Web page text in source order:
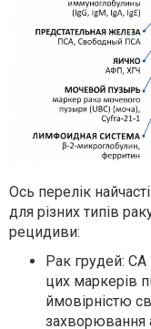
Ось перелік
для різних типів
рецидиви:
Рак грудей:
цих маркерів
ймовірністю
захворювання